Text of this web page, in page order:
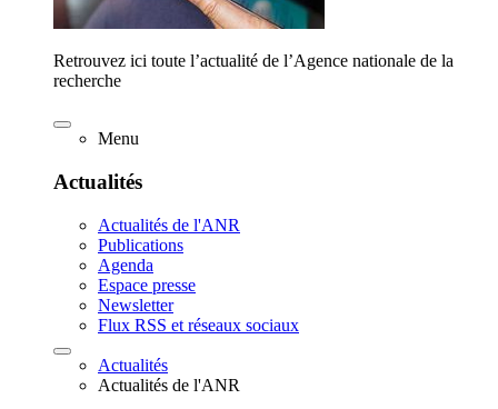
Retrouvez ici toute l’actualité de l’Agence nationale de la
recherche
Menu
Actualités
Actualités de l'ANR
Publications
Agenda
Espace presse
Newsletter
Flux RSS et réseaux sociaux
Actualités
Actualités de l'ANR